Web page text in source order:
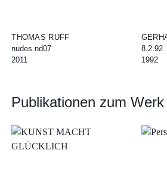
THOMAS RUFF
nudes nd07
2011
8.2.92
1992
Publikationen zum Werk